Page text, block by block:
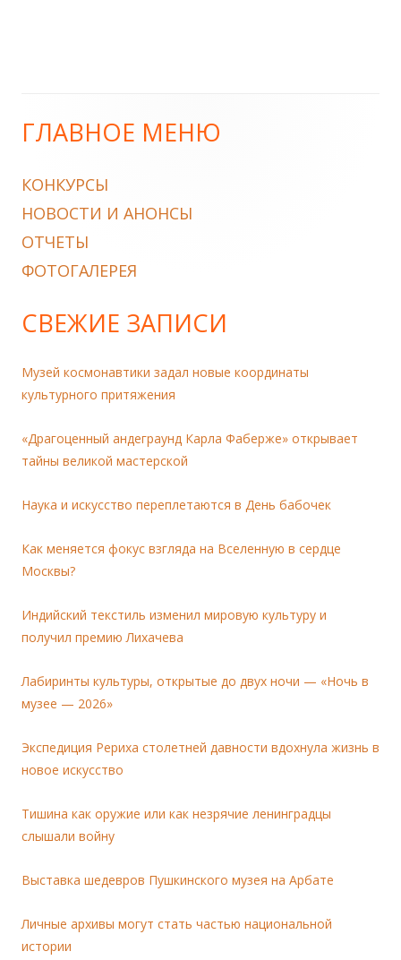
Main
Sidebar
ГЛАВНОЕ МЕНЮ
КОНКУРСЫ
НОВОСТИ И АНОНСЫ
ОТЧЕТЫ
ФОТОГАЛЕРЕЯ
СВЕЖИЕ ЗАПИСИ
Музей космонавтики задал новые координаты
культурного притяжения
«Драгоценный андеграунд Карла Фаберже» открывает
тайны великой мастерской
Наука и искусство переплетаются в День бабочек
Как меняется фокус взгляда на Вселенную в сердце
Москвы?
Индийский текстиль изменил мировую культуру и
получил премию Лихачева
Лабиринты культуры, открытые до двух ночи — «Ночь в
музее — 2026»
Экспедиция Рериха столетней давности вдохнула жизнь в
новое искусство
Тишина как оружие или как незрячие ленинградцы
слышали войну
Выставка шедевров Пушкинского музея на Арбате
Личные архивы могут стать частью национальной
истории